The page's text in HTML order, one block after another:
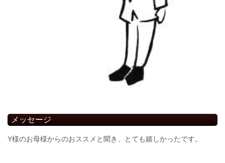
メッセージ
Y様のお母様からのおススメと聞き、とても嬉しかったです。